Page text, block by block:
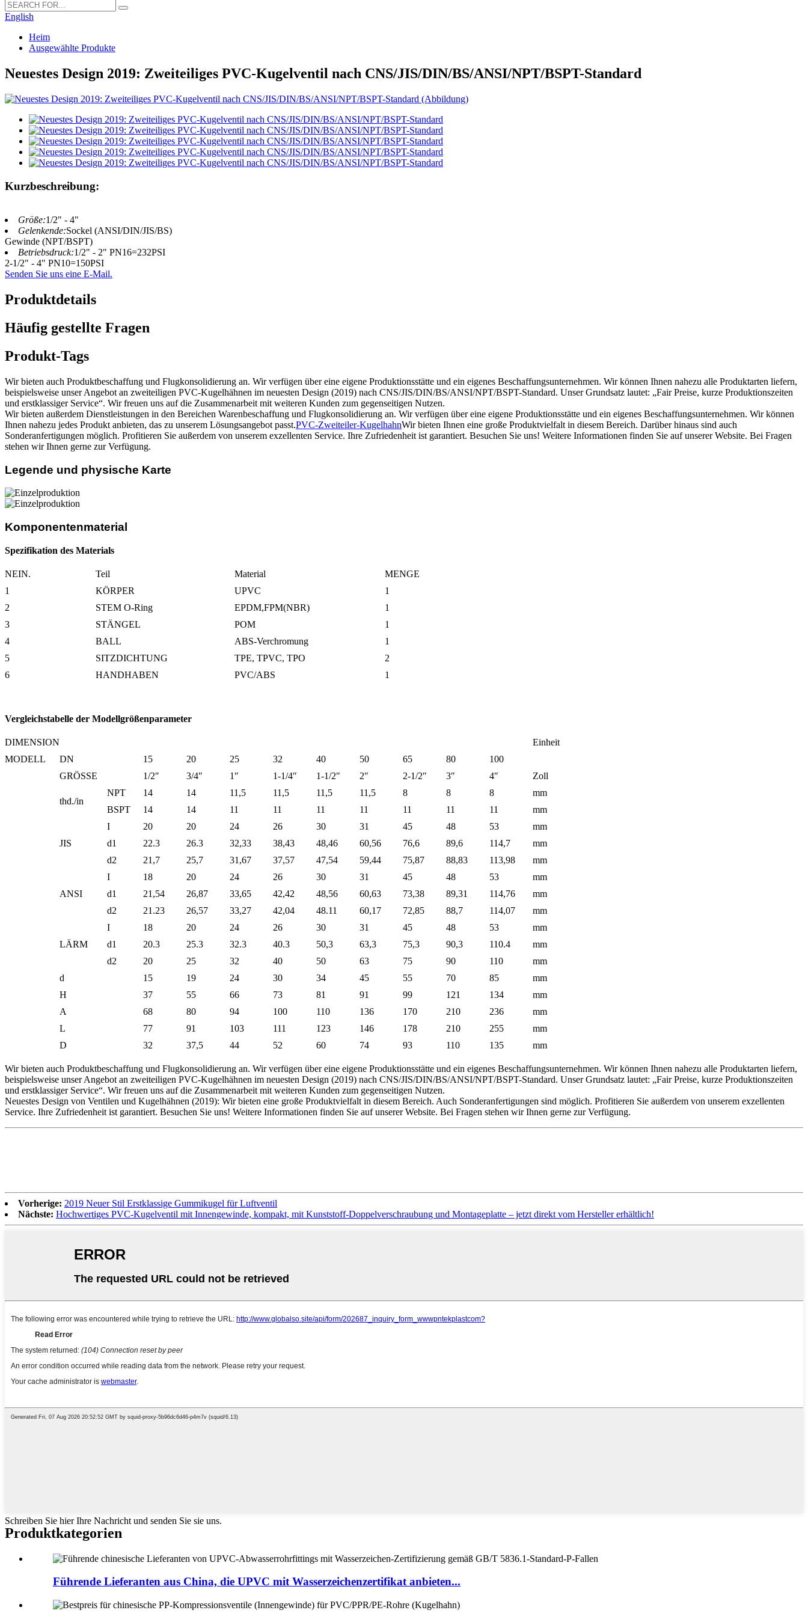
English
Heim
Ausgewählte Produkte
Neuestes Design 2019: Zweiteiliges PVC-Kugelventil nach CNS/JIS/DIN/BS/ANSI/NPT/BSPT-Standard
Kurzbeschreibung:
Größe:1/2" - 4"
Gelenkende:Sockel (ANSI/DIN/JIS/BS)
Gewinde (NPT/BSPT)
Betriebsdruck:1/2" - 2" PN16=232PSI
2-1/2" - 4" PN10=150PSI
Senden Sie uns eine E-Mail.
Produktdetails
Häufig gestellte Fragen
Produkt-Tags
Wir bieten auch Produktbeschaffung und Flugkonsolidierung an. Wir verfügen über eine eigene Produktionsstätte und ein eigenes Beschaffungsunternehmen. Wir können Ihnen nahezu alle Produktarten liefern,
beispielsweise unser Angebot an zweiteiligen PVC-Kugelhähnen im neuesten Design (2019) nach CNS/JIS/DIN/BS/ANSI/NPT/BSPT-Standard. Unser Grundsatz lautet: „Fair Preise, kurze Produktionszeiten
und erstklassiger Service“. Wir freuen uns auf die Zusammenarbeit mit weiteren Kunden zum gegenseitigen Nutzen.
Wir bieten außerdem Dienstleistungen in den Bereichen Warenbeschaffung und Flugkonsolidierung an. Wir verfügen über eine eigene Produktionsstätte und ein eigenes Beschaffungsunternehmen. Wir können
Ihnen nahezu jedes Produkt anbieten, das zu unserem Lösungsangebot passt.PVC-Zweiteiler-KugelhahnWir bieten Ihnen eine große Produktvielfalt in diesem Bereich. Darüber hinaus sind auch
Sonderanfertigungen möglich. Profitieren Sie außerdem von unserem exzellenten Service. Ihre Zufriedenheit ist garantiert. Besuchen Sie uns! Weitere Informationen finden Sie auf unserer Website. Bei Fragen
stehen wir Ihnen gerne zur Verfügung.
Legende und physische Karte
Komponentenmaterial
Spezifikation des Materials
NEIN. Teil Material
MENGE
1
KÖRPER UPVC
1
2
STEM O-Ring EPDM,FPM(NBR)
1
3
STÄNGEL POM
1
4
BALL ABS-Verchromung
1
5
SITZDICHTUNG TPE, TPVC, TPO
2
6
HANDHABEN PVC/ABS 1
Vergleichstabelle der Modellgrößenparameter
DIMENSION
Einheit
MODELL
DN 15 20 25 32 40 50 65 80
100
GRÖSSE
1/2″ 3/4″ 1″ 1-1/4″ 1-1/2″ 2″ 2-1/2″ 3″ 4″ Zoll
thd./in
NPT 14 14 11,5 11,5 11,5 11,5 8 8 8
mm
BSPT
14 14 11 11 11 11 11 11 11 mm
JIS
I 20 20 24 26 30 31 45 48 53
mm
d1
22.3 26.3 32,33 38,43 48,46 60,56 76,6 89,6 114,7
mm
d2
21,7 25,7 31,67 37,57 47,54 59,44 75,87 88,83 113,98 mm
ANSI
I 18 20 24 26 30 31 45 48 53
mm
d1
21,54 26,87 33,65 42,42 48,56 60,63 73,38 89,31 114,76
mm
d2
21.23 26,57 33,27 42,04 48.11 60,17 72,85 88,7 114,07 mm
LÄRM
I 18 20 24 26 30 31 45 48 53
mm
d1
20.3 25.3 32.3 40.3 50,3 63,3 75,3 90,3 110.4
mm
d2
20 25 32 40 50 63 75 90 110
mm
d
15 19 24 30 34 45 55 70 85
mm
H
37 55 66 73 81 91 99 121 134
mm
A
68 80 94 100 110 136 170 210 236
mm
L
77 91 103 111 123 146 178 210 255
mm
D
32 37,5 44 52 60 74 93 110 135 mm
Wir bieten auch Produktbeschaffung und Flugkonsolidierung an. Wir verfügen über eine eigene Produktionsstätte und ein eigenes Beschaffungsunternehmen. Wir können Ihnen nahezu alle Produktarten liefern,
beispielsweise unser Angebot an zweiteiligen PVC-Kugelhähnen im neuesten Design (2019) nach CNS/JIS/DIN/BS/ANSI/NPT/BSPT-Standard. Unser Grundsatz lautet: „Fair Preise, kurze Produktionszeiten
und erstklassiger Service“. Wir freuen uns auf die Zusammenarbeit mit weiteren Kunden zum gegenseitigen Nutzen.
Neuestes Design von Ventilen und Kugelhähnen (2019): Wir bieten eine große Produktvielfalt in diesem Bereich. Auch Sonderanfertigungen sind möglich. Profitieren Sie außerdem von unserem exzellenten
Service. Ihre Zufriedenheit ist garantiert. Besuchen Sie uns! Weitere Informationen finden Sie auf unserer Website. Bei Fragen stehen wir Ihnen gerne zur Verfügung.
Vorherige: 2019 Neuer Stil Erstklassige Gummikugel für Luftventil
Nächste: Hochwertiges PVC-Kugelventil mit Innengewinde, kompakt, mit Kunststoff-Doppelverschraubung und Montageplatte – jetzt direkt vom Hersteller erhältlich!
Schreiben Sie hier Ihre Nachricht und senden Sie sie uns.
Produktkategorien
Führende Lieferanten aus China, die UPVC mit Wasserzeichenzertifikat anbieten...